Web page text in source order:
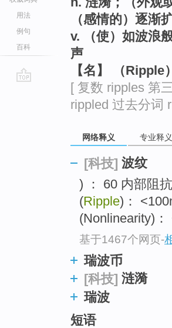
用法
例句
百科
（感情的）逐渐
v. （使）如波浪
声
【名】 （
[ 复数 ripples 第
rippled 过去分词
网络释义 专业释义
[科技] 波纹
) ： 60 内部阻
(Ripple)：
(Nonlinearity)
基于1467个网页-
瑞波币
[科技] 涟漪
瑞波
短语